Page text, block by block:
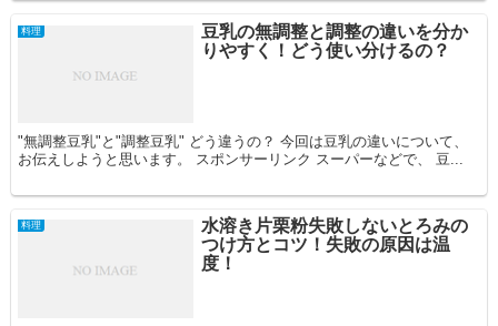
料理
豆乳の無調整と調整の違いを分か
りやすく！どう使い分けるの？
"無調整豆乳"と"調整豆乳" どう違うの？ 今回は豆乳の違いについて、
お伝えしようと思います。 スポンサーリンク スーパーなどで、 豆...
料理
水溶き片栗粉失敗しないとろみの
つけ方とコツ！失敗の原因は温
度！